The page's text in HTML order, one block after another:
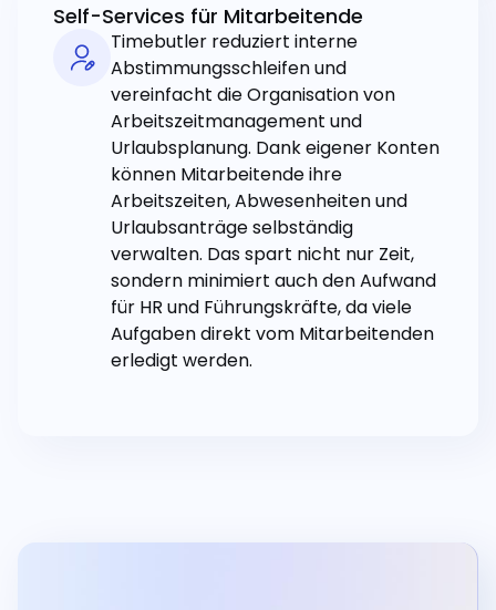
Self-Services für Mitarbeitende
Timebutler reduziert interne
Abstimmungsschleifen und
vereinfacht die Organisation von
Arbeitszeitmanagement und
Urlaubsplanung. Dank eigener Konten
können Mitarbeitende ihre
Arbeitszeiten, Abwesenheiten und
Urlaubsanträge selbständig
verwalten. Das spart nicht nur Zeit,
sondern minimiert auch den Aufwand
für HR und Führungskräfte, da viele
Aufgaben direkt vom Mitarbeitenden
erledigt werden.